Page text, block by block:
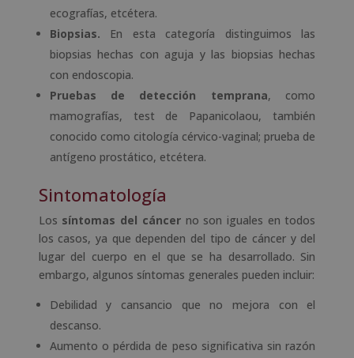
ecografías, etcétera.
Biopsias. En esta categoría distinguimos las
biopsias hechas con aguja y las biopsias hechas
con endoscopia.
Pruebas de detección temprana, como
mamografías, test de Papanicolaou, también
conocido como citología cérvico-vaginal; prueba de
antígeno prostático, etcétera.
Sintomatología
Los síntomas del cáncerno son iguales en todos
los casos, ya que dependen del tipo de cáncer y del
lugar del cuerpo en el que se ha desarrollado. Sin
embargo, algunos síntomas generales pueden incluir:
Debilidad y cansancio que no mejora con el
descanso.
Aumento o pérdida de peso significativa sin razón